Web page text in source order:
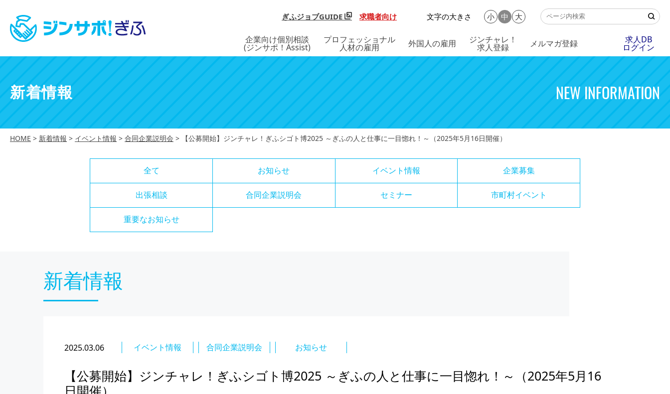
ぎふジョブGUIDE 求職者向け 文字の大きさ 小 中 大
企業向け個別相談
(ジンサポ！Assist)
プロフェッショナル
人材の雇用 外国人の雇用 ジンチャレ！
求人登録 メルマガ登録 求人DB
ログイン
新着情報 NEW INFORMATION
HOME > 新着情報 > イベント情報 > 合同企業説明会 > 【公募開始】ジンチャレ！ぎふシゴト博2025 ～ぎふの人と仕事に一目惚れ！～（2025年5月16日開催）
全て お知らせ イベント情報 企業募集
出張相談 合同企業説明会 セミナー 市町村イベント
重要なお知らせ
新着情報
2025.03.06 イベント情報 合同企業説明会 お知らせ
【公募開始】ジンチャレ！ぎふシゴト博2025 ～ぎふの人と仕事に一目惚れ！～（2025年5月16